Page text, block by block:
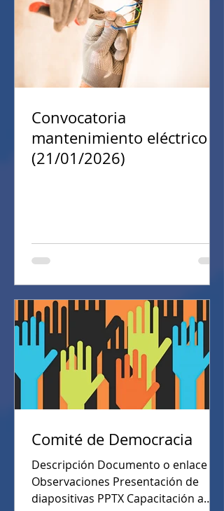
Convocatoria
mantenimiento eléctrico
(21/01/2026)
Comité de Democracia
Descripción Documento o enlace
Observaciones Presentación de
diapositivas PPTX Capacitación a